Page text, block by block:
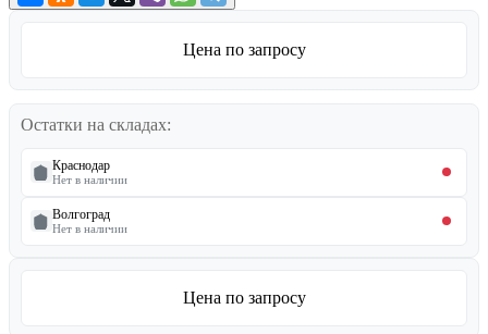
Цена по запросу
Остатки на складах:
Краснодар
Нет в наличии
Волгоград
Нет в наличии
Цена по запросу